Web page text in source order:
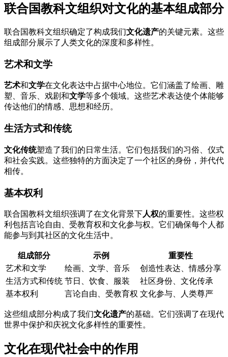
联合国教科文组织对文化的基本组成部分
联合国教科文组织确定了构成我们文化遗产的关键元素。这些
组成部分展示了人类文化的深度和多样性。
艺术和文学
艺术和文学在文化表达中占据中心地位。它们涵盖了绘画、雕
塑、音乐、戏剧和文学等多个领域。这些艺术表达使个体能够
传达他们的情感、思想和经历。
生活方式和传统
文化传统塑造了我们的日常生活。它们包括我们的习俗、仪式
和社会实践。这些独特的方面决定了一个社区的身份，并代代
相传。
基本权利
联合国教科文组织强调了在文化背景下人权的重要性。这些权
利包括言论自由、受教育权和文化参与权。它们确保每个人都
能参与到其社区的文化生活中。
组成部分 示例
重要性
艺术和文学
绘画、文学、音乐
创造性表达、情感分享
生活方式和传统 节日、饮食、服装
社区身份、文化传承
基本权利
言论自由、受教育权 文化参与、人类尊严
这些组成部分构成了我们文化遗产的基础。它们强调了在现代
世界中保护和庆祝文化多样性的重要性。
文化在现代社会中的作用